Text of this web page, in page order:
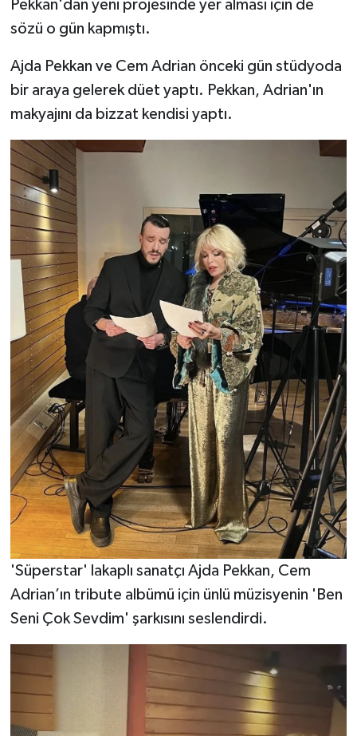
Pekkan'dan yeni projesinde yer alması için de
sözü o gün kapmıştı.
Ajda Pekkan ve Cem Adrian önceki gün stüdyoda
bir araya gelerek düet yaptı. Pekkan, Adrian'ın
makyajını da bizzat kendisi yaptı.
'Süperstar' lakaplı sanatçı Ajda Pekkan, Cem
Adrian’ın tribute albümü için ünlü müzisyenin 'Ben
Seni Çok Sevdim' şarkısını seslendirdi.